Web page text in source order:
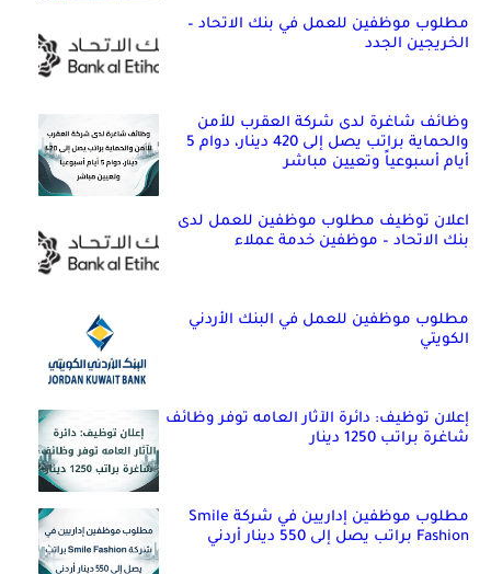
مطلوب موظفين للعمل في بنك الاتحاد –
الخريجين الجدد
وظائف شاغرة لدى شركة العقرب للأمن
والحماية براتب يصل إلى 420 دينار، دوام 5
أيام أسبوعياً وتعيين مباشر
اعلان توظيف مطلوب موظفين للعمل لدى
بنك الاتحاد – موظفين خدمة عملاء
مطلوب موظفين للعمل في البنك الأردني
الكويتي
إعلان توظيف: دائرة الآثار العامه توفر وظائف
شاغرة براتب 1250 دينار
مطلوب موظفين إداريين في شركة Smile
Fashion براتب يصل إلى 550 دينار أردني